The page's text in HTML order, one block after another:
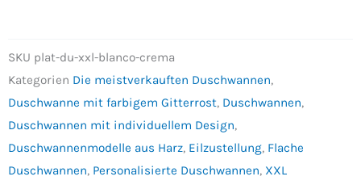
SKU plat-du-xxl-blanco-crema
Kategorien Die meistverkauften Duschwannen,
Duschwanne mit farbigem Gitterrost, Duschwannen,
Duschwannen mit individuellem Design,
Duschwannenmodelle aus Harz, Eilzustellung, Flache
Duschwannen, Personalisierte Duschwannen, XXL